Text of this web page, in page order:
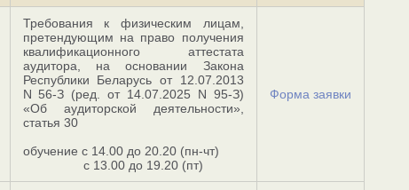
Требования к физическим лицам,
претендующим на право получения
квалификационного аттестата
аудитора, на основании Закона
Республики Беларусь от 12.07.2013
N 56-З (ред. от 14.07.2025 N 95-З)
«Об аудиторской деятельности»,
статья 30
обучение с 14.00 до 20.20 (пн-чт)
с 13.00 до 19.20 (пт)
Форма заявки